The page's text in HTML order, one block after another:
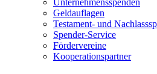
Unternehmensspenden
Geldauflagen
Testament- und
Spender-Service
Fördervereine
Kooperationspartner